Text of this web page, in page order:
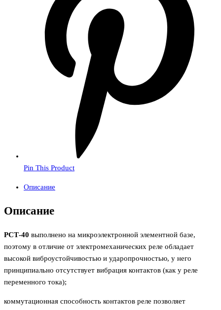
Pin This Product
Описание
Описание
РСТ-40 выполнено на микроэлектронной элементной базе,
поэтому в отличие от электромеханических реле обладает
высокой виброустойчивостью и ударопрочностью, у него
принципиально отсутствует вибрация контактов (как у реле
переменного тока);
коммутационная способность контактов реле позволяет